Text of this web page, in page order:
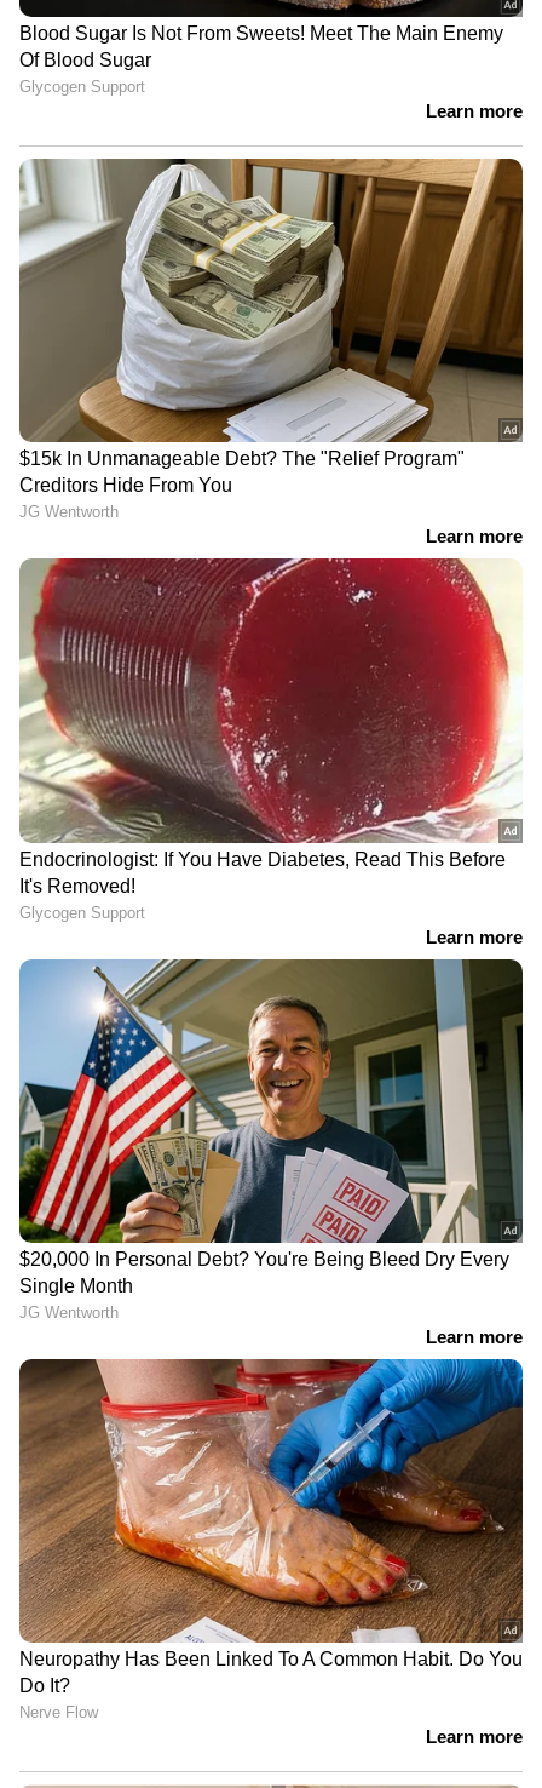
വെക്കുന്നത്. എന്നാൽ ചൂടും ഈർപ്പവും ഈ
ഉൽപ്പന്നങ്ങളുടെ ഗുണമേന്മ കുറയ്ക്കും.
ലിക്വിഡ് ഫൗണ്ടേഷനിലും ലിപ്സ്റ്റിക്കുകളിലും
ബാക്ടീരിയ വളരാൻ സാധ്യതയുണ്ട്. ഇത്
ചർമ്മത്തിൽ അണുബാധയുണ്ടാക്കും.
4
7
Image Credit :Getty
ടൂത്ത് ബ്രഷ്
മിക്കവാറും എല്ലാവരും ടൂത്ത് ബ്രഷ്
ബാത്ത്റൂമിലാണ് സൂക്ഷിക്കുന്നത്. എന്നാൽ
ബ്രഷുകൾ എപ്പോഴും ഉണങ്ങിയ സ്ഥലത്ത്
വെക്കുന്നതാണ് നല്ലത്. ബാത്ത്റൂമിലെ ഈർപ്പം
കാരണം ബ്രഷിൽ ബാക്ടീരിയകൾ
പെരുകുകയും വായിൽ അണുബാധയ്ക്ക്
സാധ്യത കൂട്ടുകയും ചെയ്യും.
5
7
Image Credit : Freepik
മരുന്നുകൾ
ഗുളികകളോ സിറപ്പുകളോ ബാത്ത്റൂമിൽ
സൂക്ഷിക്കരുത്. ഇവിടുത്തെ താപനിലയും
ഈർപ്പവും മരുന്നുകളുടെ ഫലപ്രാപ്തി
കുറയ്ക്കും. മരുന്നുകൾ എപ്പോഴും
സുരക്ഷിതമായ സ്ഥലങ്ങളിൽ വെക്കുന്നതാണ്
നല്ലത്.